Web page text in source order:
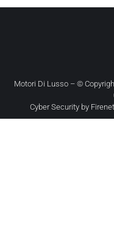
Motori Di Lusso – ©
Cyber Security by